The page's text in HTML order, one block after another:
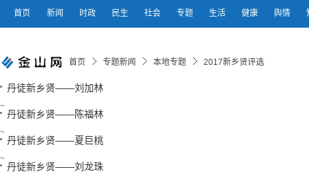
首页 新闻 时政 民生 社会 专题 生活 健康 舆情
首页 专题新闻 本地专题 2017新乡贤评选
丹徒新乡贤——刘加林
丹徒新乡贤——陈福林
丹徒新乡贤——夏巨桃
丹徒新乡贤——刘龙珠